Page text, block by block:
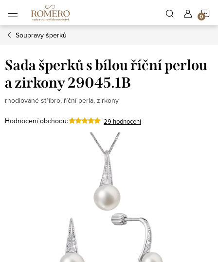
obsah
Soupravy šperků
Sada šperků s bílou říční perlou
a zirkony 29045.1B
rhodiované stříbro, říční perla, zirkony
Hodnocení obchodu: 29 hodnocení